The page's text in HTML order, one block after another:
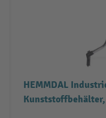
HEMMDAL